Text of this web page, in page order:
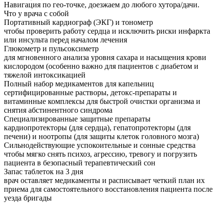
Навигация по гео-точке, доезжаем до любого хутора/дачи.
Что у врача с собой
Портативный кардиограф (ЭКГ) и тонометр
чтобы проверить работу сердца и исключить риски инфаркта
или инсульта перед началом лечения
Глюкометр и пульсоксиметр
для мгновенного анализа уровня сахара и насыщения крови
кислородом (особенно важно для пациентов с диабетом и
тяжелой интоксикацией
Полный набор медикаментов для капельниц
сертифицированные растворы, детокс-препараты и
витаминные комплексы для быстрой очистки организма и
снятия абстинентного синдрома
Специализированные защитные препараты
кардиопротекторы (для сердца), гепатопротекторы (для
печени) и ноотропы (для защиты клеток головного мозга)
Сильнодействующие успокоительные и сонные средства
чтобы мягко снять психоз, агрессию, тревогу и погрузить
пациента в безопасный терапевтический сон
Запас таблеток на 3 дня
врач оставляет медикаменты и расписывает четкий план их
приема для самостоятельного восстановления пациента после
уезда бригады